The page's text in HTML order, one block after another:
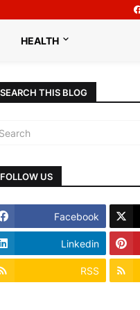
HEALTH
SEARCH THIS BLOG
FOLLOW US
Facebook
Linkedin
RSS